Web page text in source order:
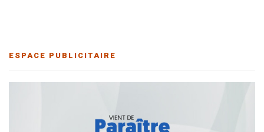
ESPACE PUBLICITAIRE